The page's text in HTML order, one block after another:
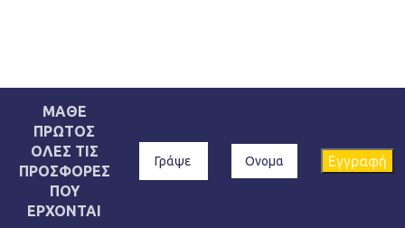
ΜΑΘΕ
ΠΡΩΤΟΣ
ΟΛΕΣ ΤΙΣ
ΠΡΟΣΦΟΡΕΣ
ΠΟΥ
ΕΡΧΟΝΤΑΙ